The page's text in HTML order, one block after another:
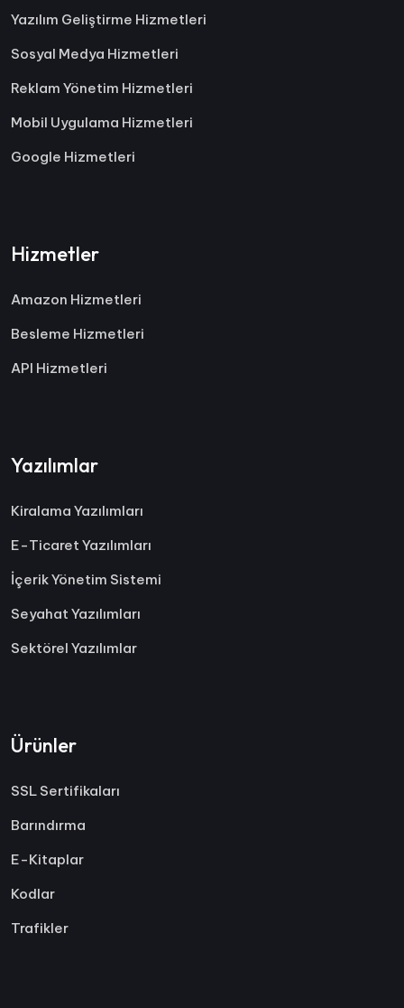
Yazılım Geliştirme Hizmetleri
Sosyal Medya Hizmetleri
Reklam Yönetim Hizmetleri
Mobil Uygulama Hizmetleri
Google Hizmetleri
Hizmetler
Amazon Hizmetleri
Besleme Hizmetleri
API Hizmetleri
Yazılımlar
Kiralama Yazılımları
E-Ticaret Yazılımları
İçerik Yönetim Sistemi
Seyahat Yazılımları
Sektörel Yazılımlar
Ürünler
SSL Sertifikaları
Barındırma
E-Kitaplar
Kodlar
Trafikler